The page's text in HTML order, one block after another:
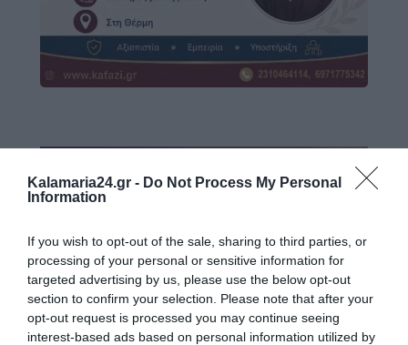
Kalamaria24.gr - Do Not Process My Personal
Information
If you wish to opt-out of the sale, sharing to third parties, or
processing of your personal or sensitive information for
targeted advertising by us, please use the below opt-out
section to confirm your selection. Please note that after your
opt-out request is processed you may continue seeing
interest-based ads based on personal information utilized by